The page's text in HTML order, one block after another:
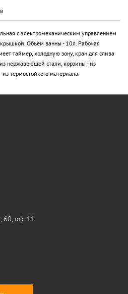
с электромеханическим управлением
Объём ванны - 10л. Рабочая
таймер, холодную зону, кран для слива
нержавеющей стали, корзины - из
термостойкого материала.
60, оф. 11